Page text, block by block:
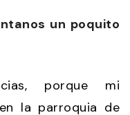
un poquito
porque mi
la parroquia de